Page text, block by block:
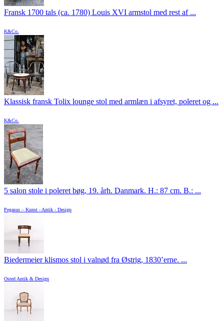
Fransk 1700 tals (ca. 1780) Louis XVI armstol med rest af ...
K&Co.
Klassisk fransk Tolix lounge stol med armlæn i afsyret, poleret og ...
K&Co.
5 salon stole i poleret bøg, 19. årh. Danmark. H.: 87 cm. B.: ...
Pegasus – Kunst - Antik - Design
Biedermeier klismos stol i valnød fra Østrig, 1830’erne. ...
Osted Antik & Design